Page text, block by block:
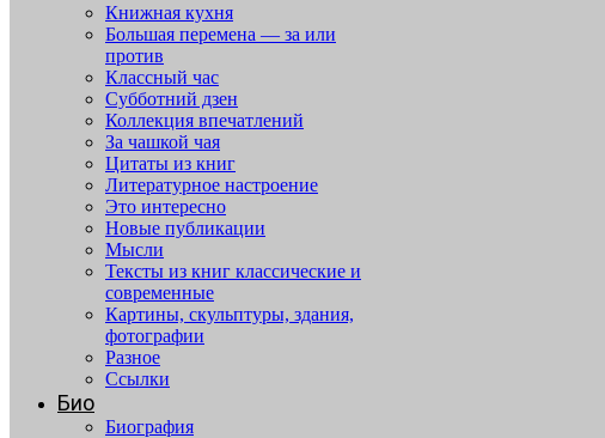
Книжная кухня
Большая перемена — за или
против
Классный час
Субботний дзен
Коллекция впечатлений
За чашкой чая
Цитаты из книг
Литературное настроение
Это интересно
Новые публикации
Мысли
Тексты из книг классические и
современные
Картины, скульптуры, здания,
фотографии
Разное
Ссылки
Био
Биография